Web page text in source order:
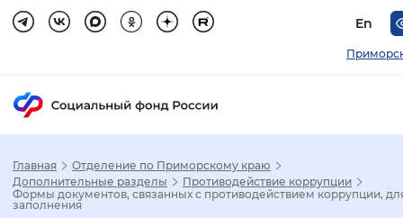
En
Главная
Отделение по Приморскому краю
Дополнительные разделы
Противодействие коррупции
Формы документов, связанных с противодействием коррупции,
заполнения